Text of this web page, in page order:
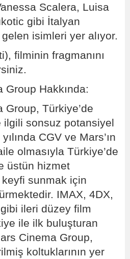
Scalera, Luisa
gibi İtalyan
isimleri yer alıyor.
filminin fragmanını
Group Hakkında:
Group, Türkiye’de
sonsuz potansiyel
CGV ve Mars’ın
olmasıyla Türkiye’de
üstün hizmet
sunmak için
IMAX, 4DX,
ileri düzey film
ile ilk buluşturan
Cinema Group,
koltuklarının yer